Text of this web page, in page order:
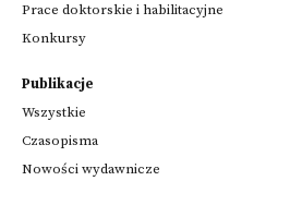
Prace doktorskie i habilitacyjne
Konkursy
Publikacje
Wszystkie
Czasopisma
Nowości wydawnicze